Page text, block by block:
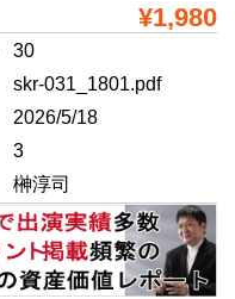
¥1,980
30
skr-031_1801.pdf
2026/5/18
3
榊淳司